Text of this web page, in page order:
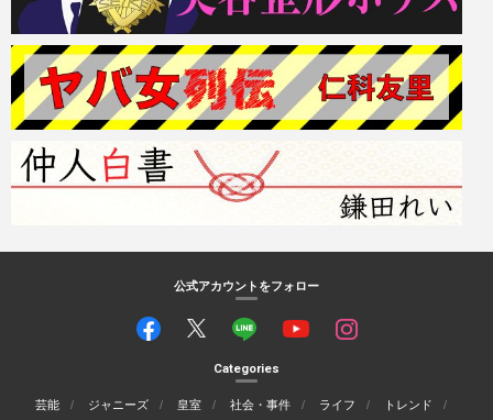
公式アカウントをフォロー
Categories
芸能 ジャニーズ 皇室 社会・事件 ライフ
トレンド